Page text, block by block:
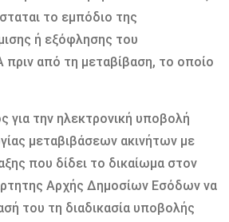
το εμπόδιο της
ή εξόφλησης του
πριν από τη μεταβίβαση, το οποίο
για την ηλεκτρονική υποβολή
μεταβιβάσεων ακινήτων με
που δίδει το δικαίωμα στον
Αρχής Δημοσίων Εσόδων να
του τη διαδικασία υποβολής